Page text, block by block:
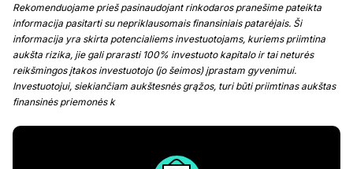
Rekomenduojame prieš pasinaudojant rinkodaros pranešime pateikta
informacija pasitarti su nepriklausomais finansiniais patarėjais. Ši
informacija yra skirta potencialiems investuotojams, kuriems priimtina
aukšta rizika, jie gali prarasti 100% investuoto kapitalo ir tai neturės
reikšmingos įtakos investuotojo (jo šeimos) įprastam gyvenimui.
Investuotojui, siekiančiam aukštesnės grąžos, turi būti priimtinas aukštas
finansinės priemonės k